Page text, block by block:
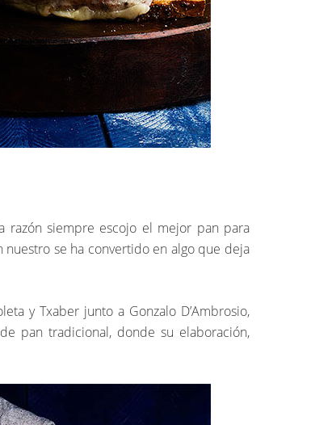
razón siempre escojo el mejor pan para
nuestro se ha convertido en algo que deja
y Txaber junto a Gonzalo D’Ambrosio,
pan tradicional, donde su elaboración,